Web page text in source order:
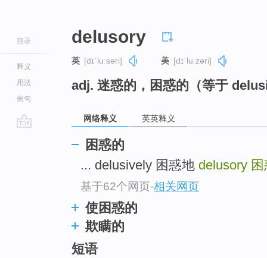
目录
释义
用法
例句
delusory
英 [dɪˈluːsəri] 美 [dɪˈluːzəri]
adj. 迷惑的，困惑的（等于
网络释义 英英释义
困惑的
... delusively 困惑地 delusory
基于62个网页-相关网页
使困惑的
欺瞒的
短语